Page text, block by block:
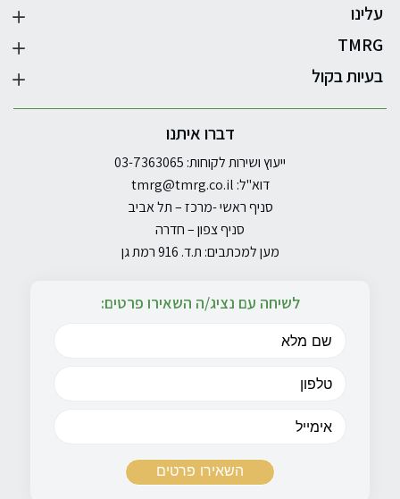
עלינו
TMRG
בעיות בקול
דברו איתנו
ייעוץ ושירות לקוחות: 03-7363065
דוא"ל: tmrg@tmrg.co.il
סניף ראשי -מרכז – תל אביב
סניף צפון – חדרה
מען למכתבים: ת.ד. 916 רמת גן
לשיחה עם נציג/ה השאירו פרטים: